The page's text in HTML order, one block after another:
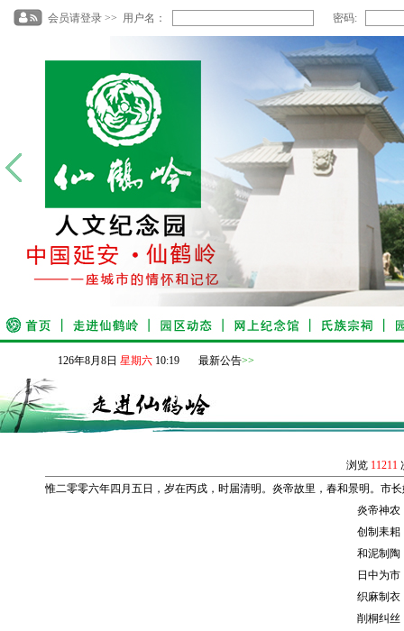
会员请登录 >> 用户名： 密码:
126年8月8日星期六 10:19 最新公告>>
浏览 11211
惟二零零六年四月五日，岁在丙戌，时届清明。炎帝故里，春和景明。市
炎帝神农，
创制耒耜，
和泥制陶，
日中为市，
织麻制衣，
削桐纠丝，